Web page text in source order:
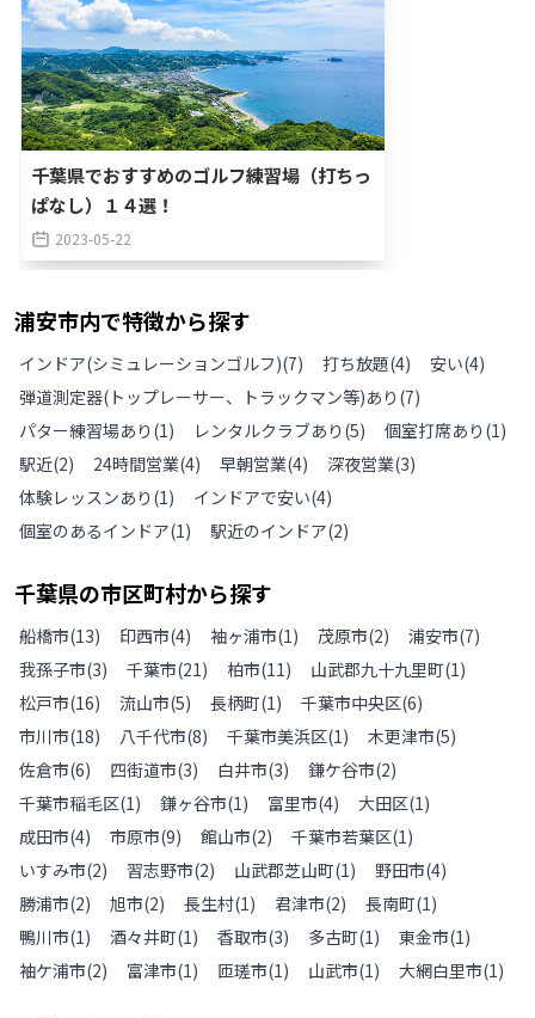
千葉県でおすすめのゴルフ練習場（打ちっ
ぱなし）１４選！
2023-05-22
浦安市内で特徴から探す
インドア(シミュレーションゴルフ)(7) 打ち放題(4) 安い(4)
弾道測定器(トップレーサー、トラックマン等)あり (7)
パター練習場あり (1) レンタルクラブあり (5) 個室打席あり (1)
駅近(2) 24時間営業(4) 早朝営業(4) 深夜営業(3)
体験レッスンあり (1) インドアで安い(4)
個室のあるインドア(1) 駅近のインドア(2)
千葉県の市区町村から探す
船橋市(13) 印西市(4) 袖ヶ浦市(1) 茂原市(2) 浦安市(7)
我孫子市(3) 千葉市(21) 柏市(11) 山武郡九十九里町(1)
松戸市(16) 流山市(5) 長柄町(1) 千葉市中央区(6)
市川市(18) 八千代市(8) 千葉市美浜区(1) 木更津市(5)
佐倉市(6) 四街道市(3) 白井市(3) 鎌ケ谷市(2)
千葉市稲毛区(1) 鎌ヶ谷市(1) 富里市(4) 大田区(1)
成田市(4) 市原市(9) 館山市(2) 千葉市若葉区(1)
いすみ市(2) 習志野市(2) 山武郡芝山町(1) 野田市(4)
勝浦市(2) 旭市(2) 長生村(1) 君津市(2) 長南町(1)
鴨川市(1) 酒々井町(1) 香取市(3) 多古町(1) 東金市(1)
袖ケ浦市(2) 富津市(1) 匝瑳市(1) 山武市(1) 大網白里市(1)